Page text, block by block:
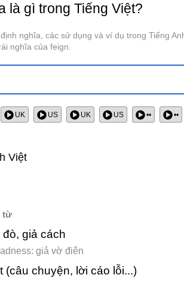
là gì trong Tiếng Việt?
nghĩa, các sử dụng và ví dụ trong Tiếng
nghĩa của feign.
UK US UK US •• ••
Việt
từ
giả cách
giả vờ điên
(câu chuyện, lời cáo lỗi...)